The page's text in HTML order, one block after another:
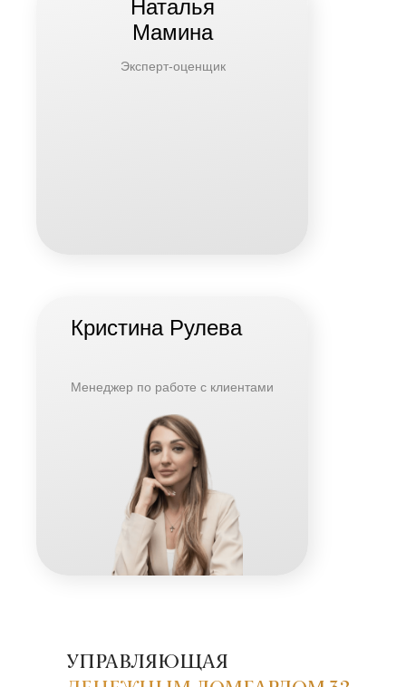
Наталья
Мамина
Эксперт-оценщик
Кристина Рулева
Менеджер по работе с клиентами
УПРАВЛЯЮЩАЯ